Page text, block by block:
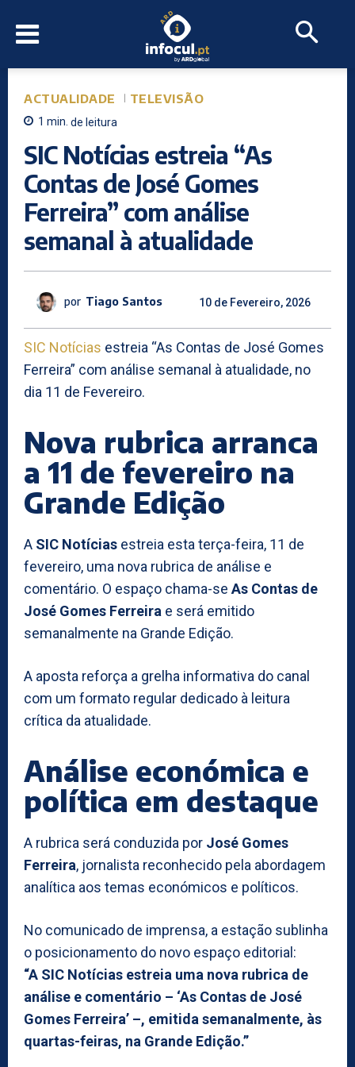
ACTUALIDADE TELEVISÃO
1 min. de leitura
SIC Notícias estreia “As
Contas de José Gomes
Ferreira” com análise
semanal à atualidade
por Tiago Santos 10 de Fevereiro, 2026
SIC Notícias estreia “As Contas de José Gomes
Ferreira” com análise semanal à atualidade, no
dia 11 de Fevereiro.
Nova rubrica arranca
a 11 de fevereiro na
Grande Edição
A SIC Notícias estreia esta terça-feira, 11 de
fevereiro, uma nova rubrica de análise e
comentário. O espaço chama-se As Contas de
José Gomes Ferreira e será emitido
semanalmente na Grande Edição.
A aposta reforça a grelha informativa do canal
com um formato regular dedicado à leitura
crítica da atualidade.
Análise económica e
política em destaque
A rubrica será conduzida por José Gomes
Ferreira, jornalista reconhecido pela abordagem
analítica aos temas económicos e políticos.
No comunicado de imprensa, a estação sublinha
o posicionamento do novo espaço editorial:
“A SIC Notícias estreia uma nova rubrica de
análise e comentário – ‘As Contas de José
Gomes Ferreira’ –, emitida semanalmente, às
quartas-feiras, na Grande Edição.”